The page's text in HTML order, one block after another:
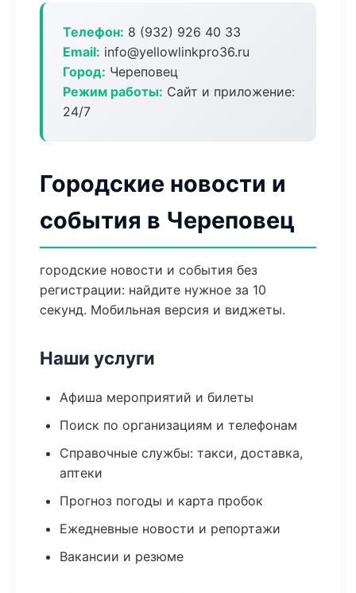
Телефон: 8 (932) 926 40 33
Email: info@yellowlinkpro36.ru
Город: Череповец
Режим работы: Сайт и приложение:
24/7
Городские новости и
события в Череповец
городские новости и события без
регистрации: найдите нужное за 10
секунд. Мобильная версия и виджеты.
Наши услуги
Афиша мероприятий и билеты
Поиск по организациям и телефонам
Справочные службы: такси, доставка,
аптеки
Прогноз погоды и карта пробок
Ежедневные новости и репортажи
Вакансии и резюме